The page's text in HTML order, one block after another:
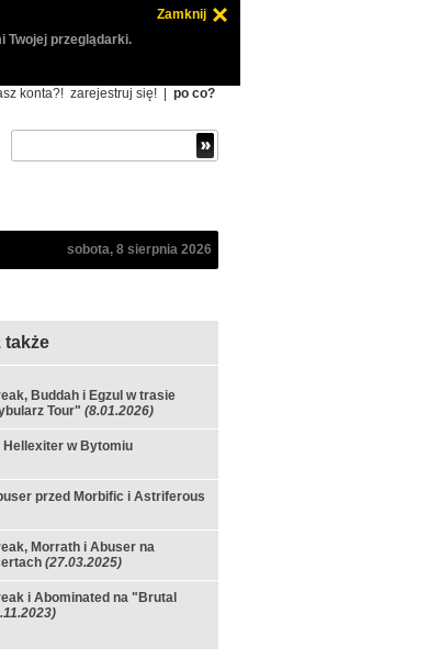
Zamknij
Twojej przeglądarki.
konta?! zarejestruj się! po co?
sobota, 8 sierpnia 2026
także
Buddah i Egzul w trasie
Tour" (8.01.2026)
Hellexiter w Bytomiu
przed Morbific i Astriferous
Morrath i Abuser na
(27.03.2025)
i Abominated na "Brutal